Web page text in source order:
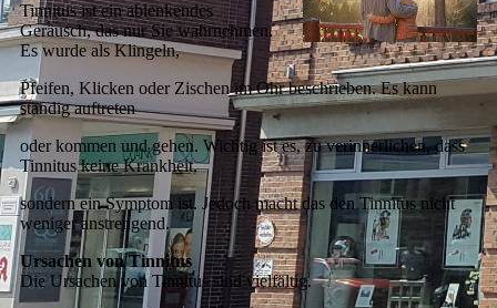
Tinnitus ist ein ablenkendes
Geräusch, das nur Sie wahrnehmen.
Es wurde als Klingeln,
Pfeifen, Klicken oder Zischen im Ohr beschrieben. Es kann
ständig auftreten
oder kommen und gehen. Wichtig ist es, zu verinnerlichen, dass
Tinnitus keine Krankheit,
sondern ein Symptom ist. Jedoch macht das den Tinnitus nicht
weniger anstrengend.
Ursachen von Tinnitus
Die Ursachen von Tinnitus sind vielfältig.